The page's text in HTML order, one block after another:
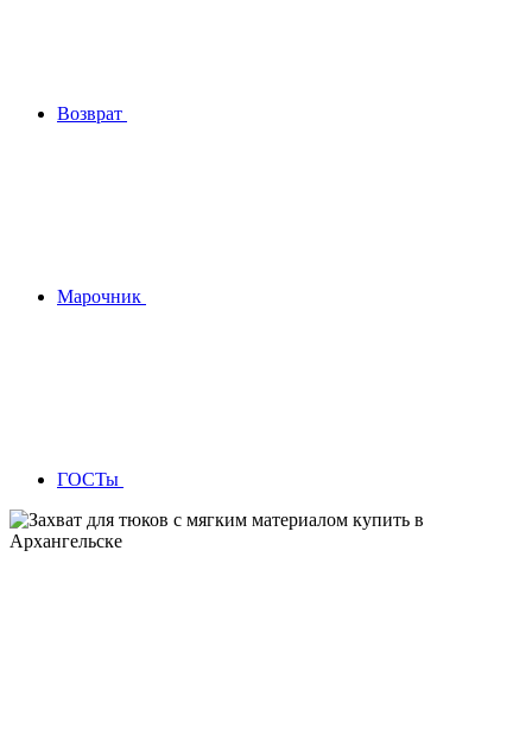
Возврат
Марочник
ГОСТы